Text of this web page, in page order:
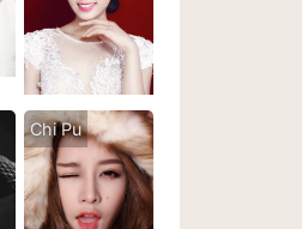
Chi Pu